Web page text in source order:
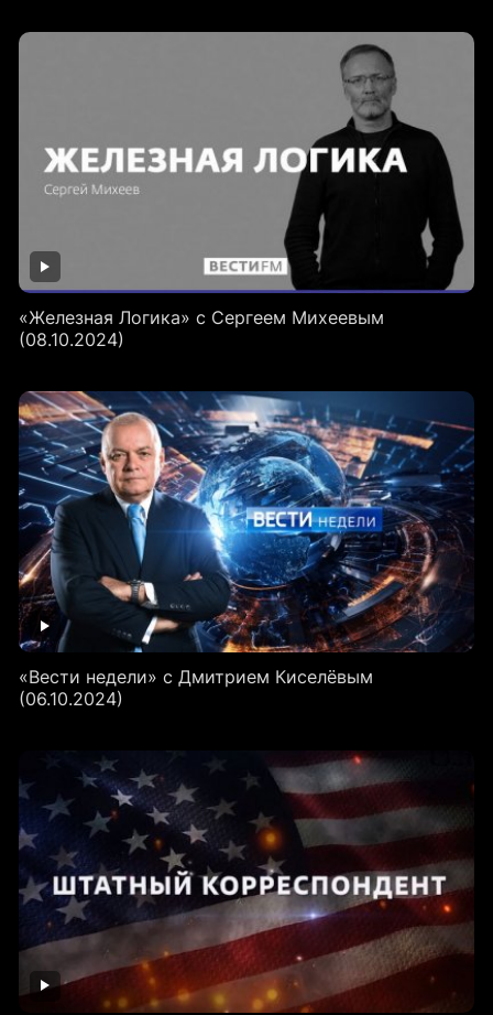
«Железная Логика» с Сергеем Михеевым
(08.10.2024)
«Вести недели» с Дмитрием Киселёвым
(06.10.2024)